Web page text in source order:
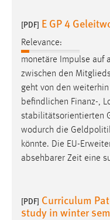
[PDF] E GP 4
Relevance:
monetäre Impulse auf
zwischen den
geht von den
befindlichen Finanz-,
stabilitätsorientierten
wodurch die
könnte. Die EU-
absehbarer Zeit eine
[PDF] Curriculum
study in winter